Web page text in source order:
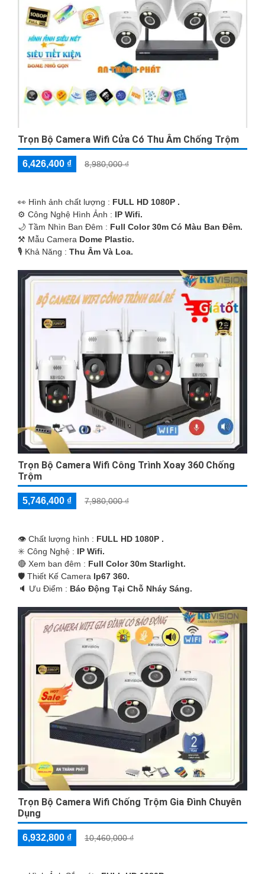
Trọn Bộ Camera Wifi Cửa Có Thu Âm Chống Trộm
6,426,400 ₫ 8,980,000 ₫
️👀 Hình ảnh chất lượng : FULL HD 1080P .
⚙ Công Nghệ Hình Ảnh : IP Wifi.
🌙 Tầm Nhìn Ban Đêm : Full Color 30m Có Màu Ban Ðêm.
⚒ Mẫu Camera Dome Plastic.
️🎙 Khả Năng : Thu Âm Và Loa.
Trọn Bộ Camera Wifi Công Trình Xoay 360 Chống
Trộm
5,746,400 ₫ 7,980,000 ₫
👁 Chất lượng hình : FULL HD 1080P .
✳️ Công Nghệ : IP Wifi.
🔴 Xem ban đêm : Full Color 30m Starlight.
🛡 Thiết Kế Camera Ip67 360.
️🔈 Ưu Điểm : Báo Động Tại Chỗ Nháy Sáng.
Trọn Bộ Camera Wifi Chống Trộm Gia Đình Chuyên
Dụng
6,932,800 ₫ 10,460,000 ₫